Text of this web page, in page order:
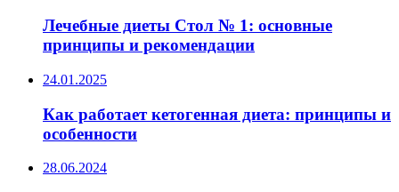
Лечебные диеты Стол № 1: основные
принципы и рекомендации
24.01.2025
Как работает кетогенная диета: принципы и
особенности
28.06.2024